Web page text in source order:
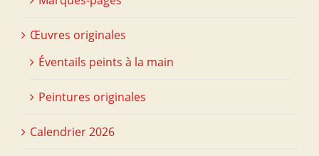
Œuvres originales
Éventails peints à la main
Peintures originales
Calendrier 2026